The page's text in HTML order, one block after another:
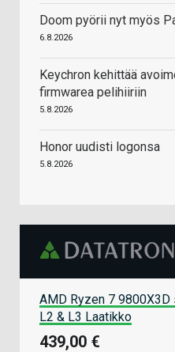
Doom pyörii nyt myös
6.8.2026
Keychron kehittää
firmwarea pelihiiriin
5.8.2026
Honor uudisti logonsa
5.8.2026
AMD Ryzen 7
L2 & L3 Laatikko
439,00 €